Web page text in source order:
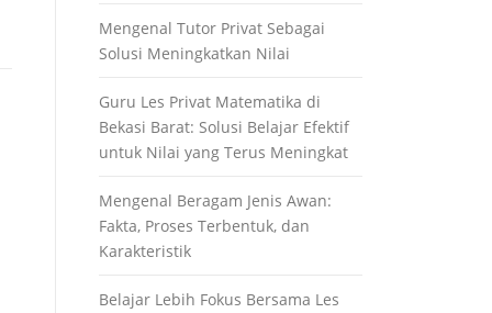
Mengenal Tutor Privat Sebagai
Solusi Meningkatkan Nilai
Guru Les Privat Matematika di
Bekasi Barat: Solusi Belajar Efektif
untuk Nilai yang Terus Meningkat
Mengenal Beragam Jenis Awan:
Fakta, Proses Terbentuk, dan
Karakteristik
Belajar Lebih Fokus Bersama Les